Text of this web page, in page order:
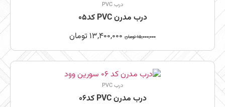
درب PVC
درب مدرن PVC کد05
15,000,000 تومان 13,400,000 تومان
درب PVC
درب مدرن PVC کد06